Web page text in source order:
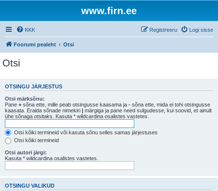
www.firn.ee
KKK Logi sisse
Registreeru
Foorumi pealeht Otsi
Otsi
OTSINGU JÄRJESTUS
Otsi märksõnu:
Pane + sõna ette, mille peab otsingusse kaasama ja - sõna ette, mida ei tohi otsingusse
kaasata. Eralda sõnade nimekiri | märgiga ja pane need sulgudesse, kui soovid, et ainult
ühe sõnaga otsitaks. Kasuta * wildcardina osalistes vastetes.
Otsi kõiki termineid või kasuta sõnu selles samas järjestuses
Otsi kõiki termineid
Otsi autori järgi:
Kasuta * wildcardina osalistes vastetes.
OTSINGU VALIKUD